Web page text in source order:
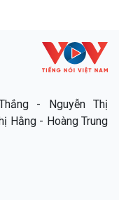
- Nguyễn Thị
Hằng - Hoàng Trung